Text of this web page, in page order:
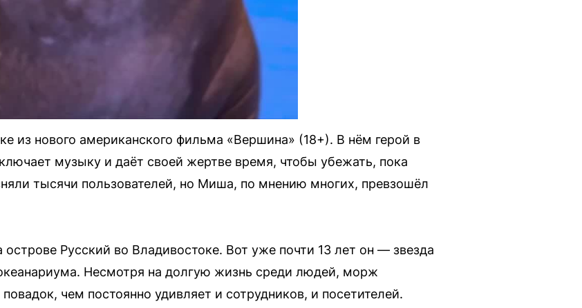
из нового американского фильма «Вершина» (18+). В нём герой в
музыку и даёт своей жертве время, чтобы убежать, пока
тысячи пользователей, но Миша, по мнению многих, превзошёл
Русский во Владивостоке. Вот уже почти 13 лет он — звезда
Несмотря на долгую жизнь среди людей, морж
чем постоянно удивляет и сотрудников, и посетителей.